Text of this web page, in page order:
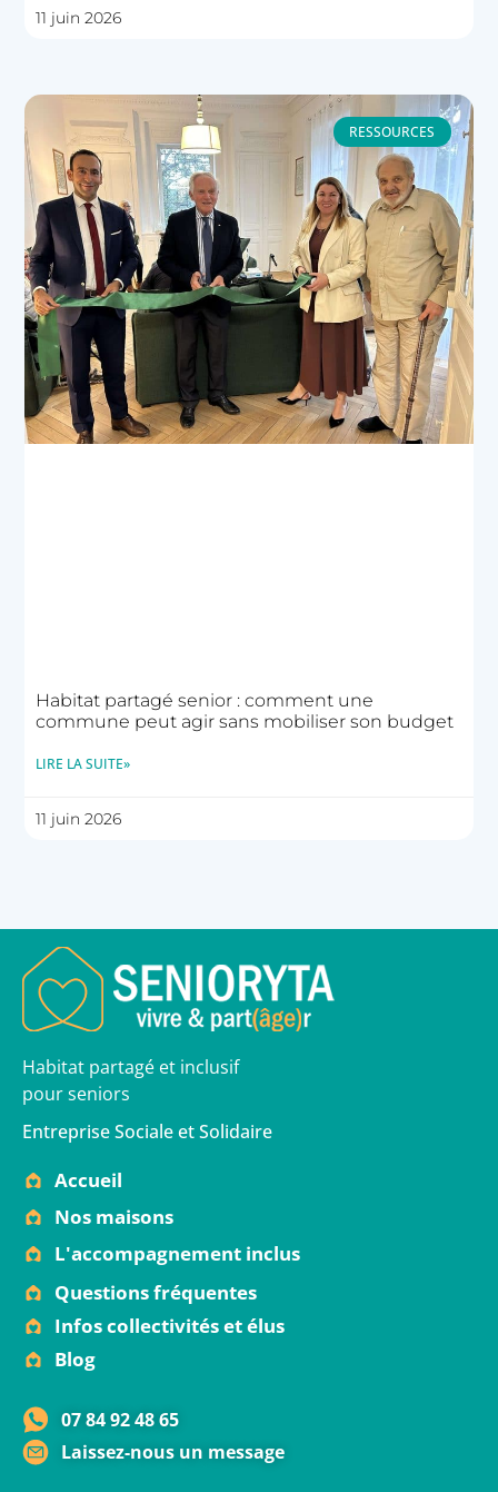
11 juin 2026
RESSOURCES
Habitat partagé senior : comment une
commune peut agir sans mobiliser son budget
LIRE LA SUITE»
11 juin 2026
Habitat partagé et inclusif
pour seniors
Entreprise Sociale et Solidaire
Accueil
Nos maisons
L'accompagnement inclus
Questions fréquentes
Infos collectivités et élus
Blog
07 84 92 48 65
Laissez-nous un message